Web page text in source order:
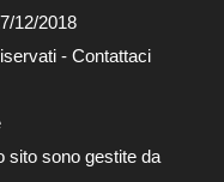
12/2018
- Contattaci
sito sono gestite da